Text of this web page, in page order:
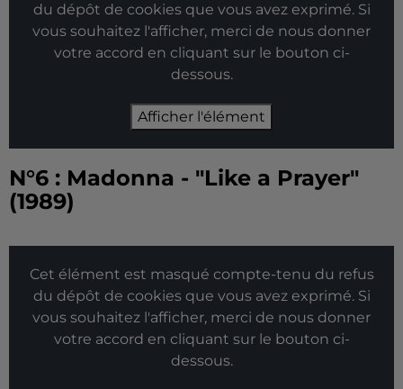
du dépôt de cookies que vous avez exprimé. Si
vous souhaitez l'afficher, merci de nous donner
votre accord en cliquant sur le bouton ci-
dessous.
Afficher l'élément
N°6 : Madonna - "Like a Prayer"
(1989)
Cet élément est masqué compte-tenu du refus
du dépôt de cookies que vous avez exprimé. Si
vous souhaitez l'afficher, merci de nous donner
votre accord en cliquant sur le bouton ci-
dessous.